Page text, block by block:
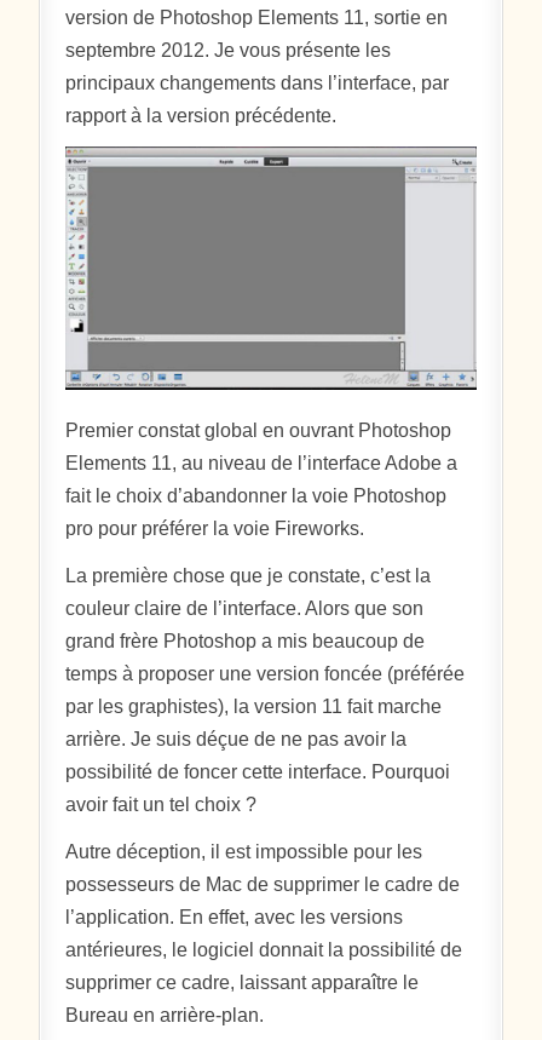
version de Photoshop Elements 11, sortie en
septembre 2012. Je vous présente les
principaux changements dans l’interface, par
rapport à la version précédente.
Premier constat global en ouvrant Photoshop
Elements 11, au niveau de l’interface Adobe a
fait le choix d’abandonner la voie Photoshop
pro pour préférer la voie Fireworks.
La première chose que je constate, c’est la
couleur claire de l’interface. Alors que son
grand frère Photoshop a mis beaucoup de
temps à proposer une version foncée (préférée
par les graphistes), la version 11 fait marche
arrière. Je suis déçue de ne pas avoir la
possibilité de foncer cette interface. Pourquoi
avoir fait un tel choix ?
Autre déception, il est impossible pour les
possesseurs de Mac de supprimer le cadre de
l’application. En effet, avec les versions
antérieures, le logiciel donnait la possibilité de
supprimer ce cadre, laissant apparaître le
Bureau en arrière-plan.